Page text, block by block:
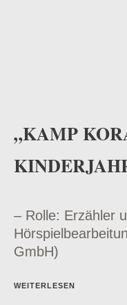
„KAMP
– Rolle: Erzähler
GmbH)
WEITERLESEN